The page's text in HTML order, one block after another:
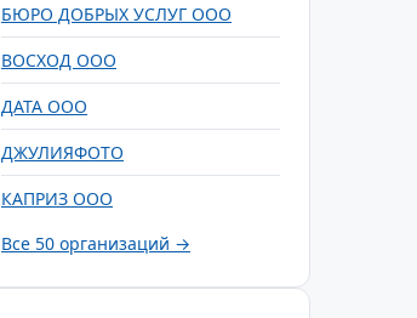
БЮРО ДОБРЫХ УСЛУГ ООО
ВОСХОД ООО
ДАТА ООО
ДЖУЛИЯФОТО
КАПРИЗ ООО
Все 50 организаций →